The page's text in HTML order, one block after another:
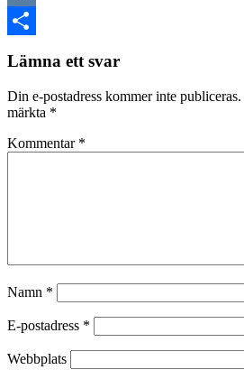
VK
Lämna ett svar
Din e-postadress kommer inte publiceras.
märkta *
Kommentar *
Namn *
E-postadress *
Webbplats